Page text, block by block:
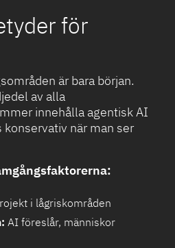
för
är bara början.
av alla
innehålla agentisk AI
när man ser
i lågriskområden
AI föreslår, människor